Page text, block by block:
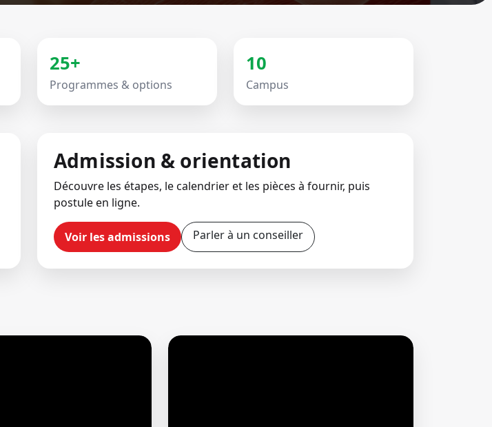
25+
Programmes & options
10
Campus
Admission & orientation
Découvre les étapes, le calendrier et les pièces à fournir, puis
postule en ligne.
Voir les admissions Parler à un conseiller